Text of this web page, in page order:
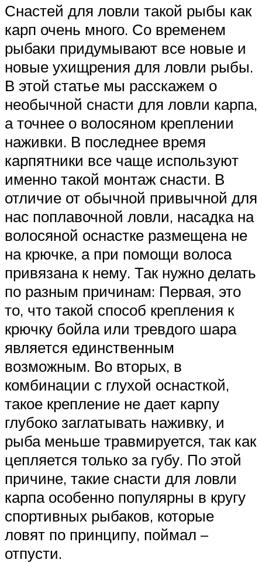
Снастей для ловли такой рыбы как
карп очень много. Со временем
рыбаки придумывают все новые и
новые ухищрения для ловли рыбы.
В этой статье мы расскажем о
необычной снасти для ловли карпа,
а точнее о волосяном креплении
наживки. В последнее время
карпятники все чаще используют
именно такой монтаж снасти. В
отличие от обычной привычной для
нас поплавочной ловли, насадка на
волосяной оснастке размещена не
на крючке, а при помощи волоса
привязана к нему. Так нужно делать
по разным причинам: Первая, это
то, что такой способ крепления к
крючку бойла или тревдого шара
является единственным
возможным. Во вторых, в
комбинации с глухой оснасткой,
такое крепление не дает карпу
глубоко заглатывать наживку, и
рыба меньше травмируется, так как
цепляется только за губу. По этой
причине, такие снасти для ловли
карпа особенно популярны в кругу
спортивных рыбаков, которые
ловят по принципу, поймал –
отпусти.